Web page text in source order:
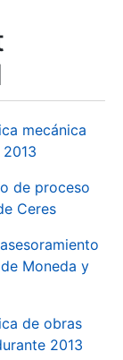
mecánica
de proceso
Ceres
Moneda y
de obras
2013